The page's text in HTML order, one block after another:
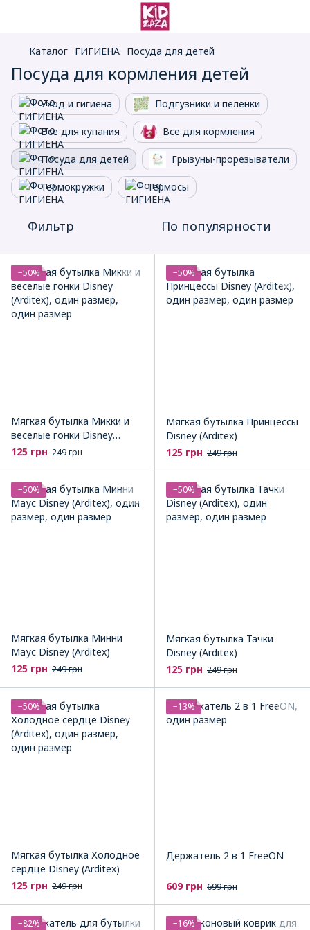
Каталог ГИГИЕНА Посуда для детей
Посуда для кормления детей
Уход и гигиена Подгузники и пеленки
Все для купания Все для кормления
Посуда для детей Грызуны-прорезыватели
Термокружки Термосы
Фильтр По популярности
−50%
Мягкая бутылка Микки и
веселые гонки Disney
(Arditex)
125 грн 249 грн
−50%
Мягкая бутылка Принцессы
Disney (Arditex)
125 грн 249 грн
−50%
Мягкая бутылка Минни
Маус Disney (Arditex)
125 грн 249 грн
−50%
Мягкая бутылка Тачки
Disney (Arditex)
125 грн 249 грн
−50%
Мягкая бутылка Холодное
сердце Disney (Arditex)
125 грн 249 грн
−13%
Держатель 2 в 1 FreeON
609 грн 699 грн
−82% −16%